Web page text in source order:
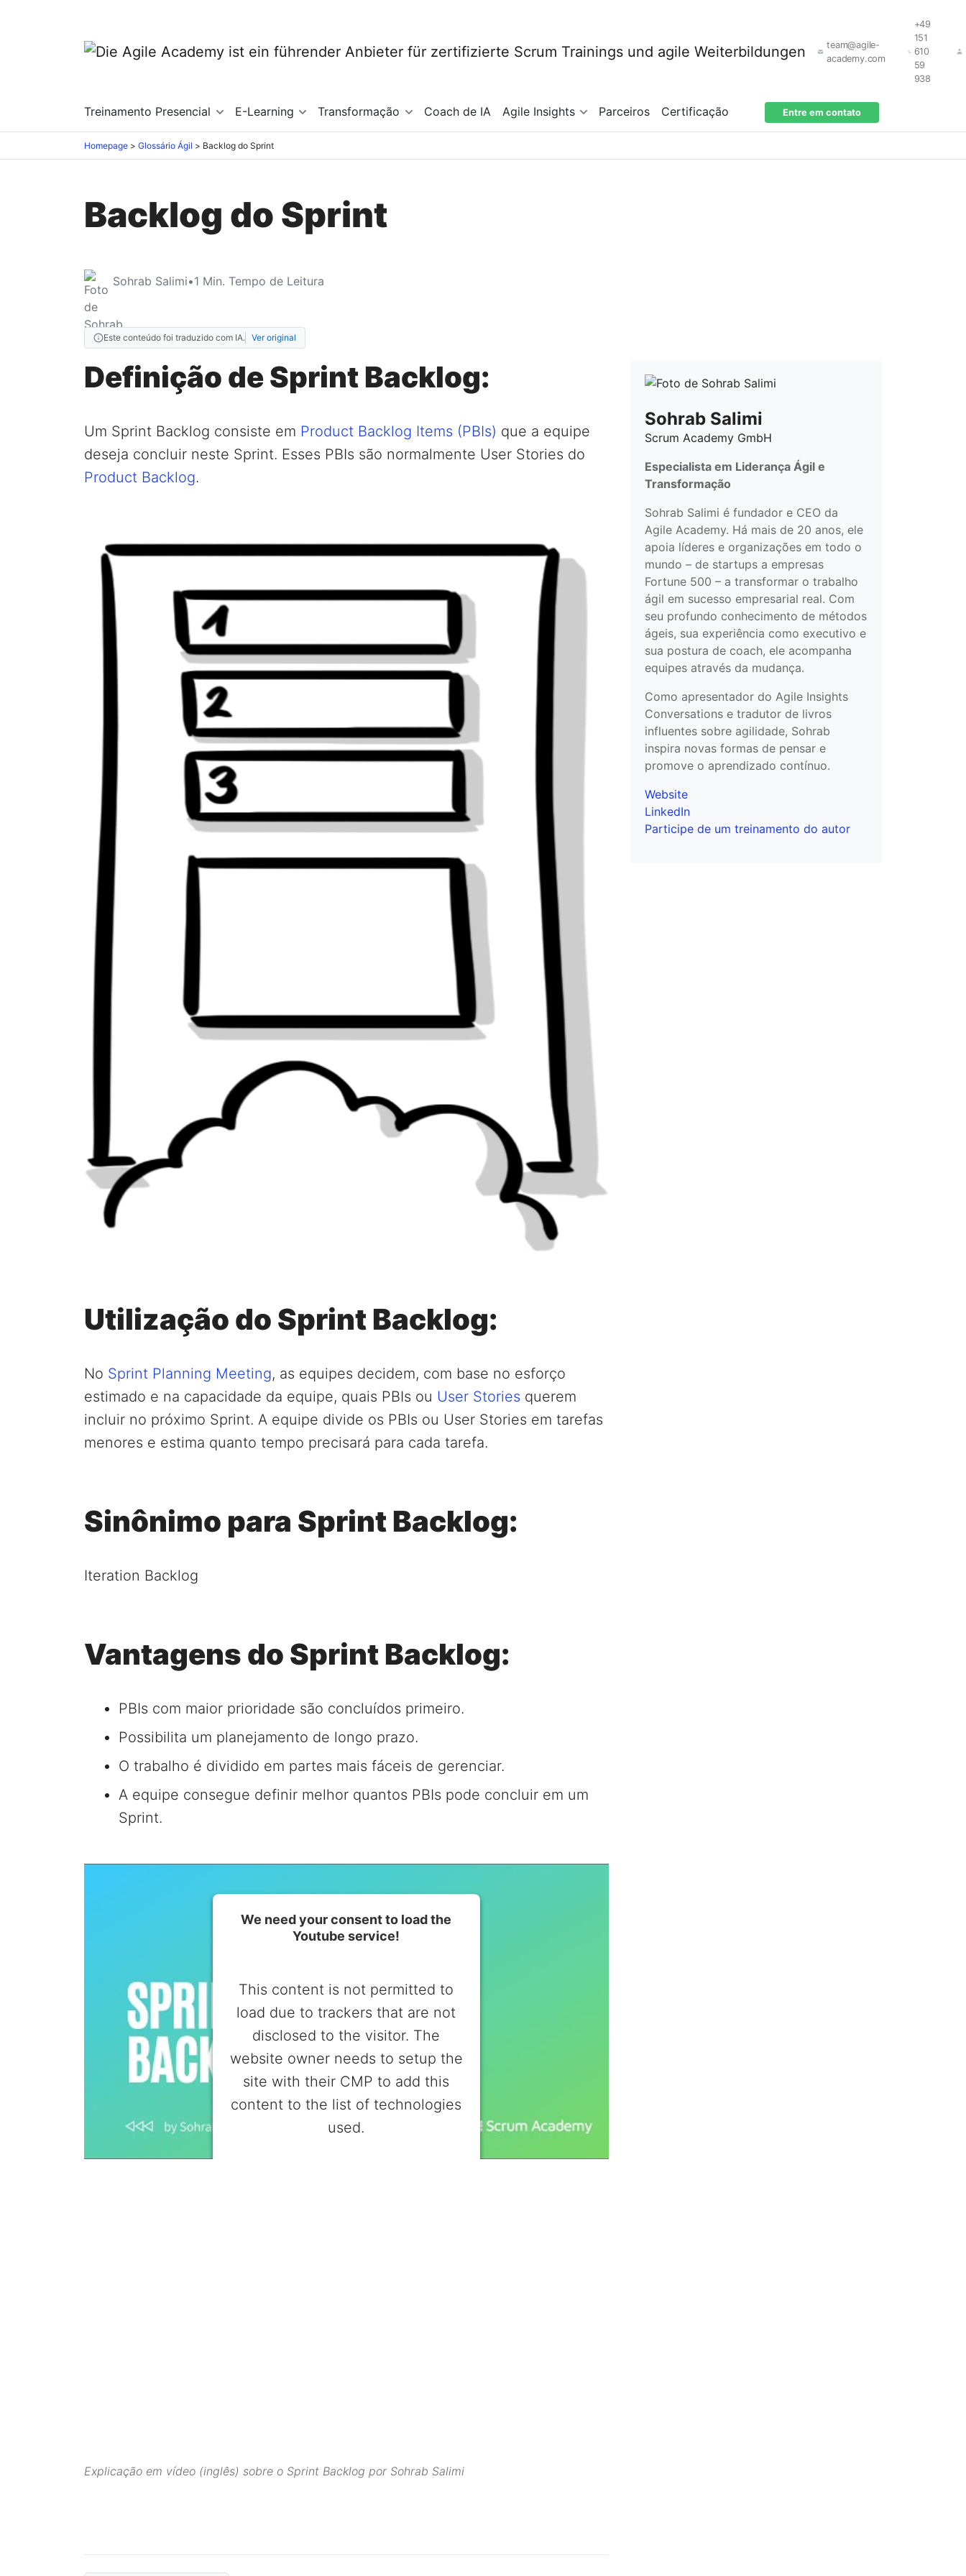
team@agile-
academy.com
+49
151
610
59
938
Treinamento Presencial E-Learning Transformação Coach de IA Agile Insights Parceiros Certificação Entre em contato
Homepage Glossário Ágil Backlog do Sprint
Backlog do Sprint
Sohrab Salimi•1 Min. Tempo de Leitura
Este conteúdo foi traduzido com IA. Ver original
Definição de Sprint Backlog:
Um Sprint Backlog consiste em Product Backlog Items (PBIs) que a equipe
deseja concluir neste Sprint. Esses PBIs são normalmente User Stories do
Product Backlog.
Utilização do Sprint Backlog:
No Sprint Planning Meeting, as equipes decidem, com base no esforço
estimado e na capacidade da equipe, quais PBIs ou User Stories querem
incluir no próximo Sprint. A equipe divide os PBIs ou User Stories em tarefas
menores e estima quanto tempo precisará para cada tarefa.
Sinônimo para Sprint Backlog:
Iteration Backlog
Vantagens do Sprint Backlog:
PBIs com maior prioridade são concluídos primeiro.
Possibilita um planejamento de longo prazo.
O trabalho é dividido em partes mais fáceis de gerenciar.
A equipe consegue definir melhor quantos PBIs pode concluir em um
Sprint.
We need your consent to load the
Youtube service!
This content is not permitted to
load due to trackers that are not
disclosed to the visitor. The
website owner needs to setup the
site with their CMP to add this
content to the list of technologies
used.
Explicação em vídeo (inglês) sobre o Sprint Backlog por Sohrab Salimi
Sohrab Salimi
Scrum Academy GmbH
Especialista em Liderança Ágil e
Transformação
Sohrab Salimi é fundador e CEO da
Agile Academy. Há mais de 20 anos, ele
apoia líderes e organizações em todo o
mundo – de startups a empresas
Fortune 500 – a transformar o trabalho
ágil em sucesso empresarial real. Com
seu profundo conhecimento de métodos
ágeis, sua experiência como executivo e
sua postura de coach, ele acompanha
equipes através da mudança.
Como apresentador do Agile Insights
Conversations e tradutor de livros
influentes sobre agilidade, Sohrab
inspira novas formas de pensar e
promove o aprendizado contínuo.
Website
LinkedIn
Participe de um treinamento do autor